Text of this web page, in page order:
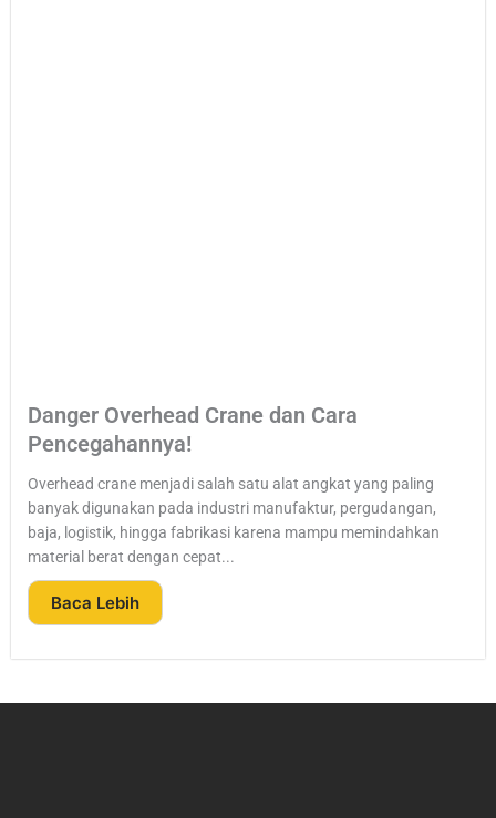
Danger Overhead Crane dan Cara
Pencegahannya!
Overhead crane menjadi salah satu alat angkat yang paling
banyak digunakan pada industri manufaktur, pergudangan,
baja, logistik, hingga fabrikasi karena mampu memindahkan
material berat dengan cepat...
Baca Lebih